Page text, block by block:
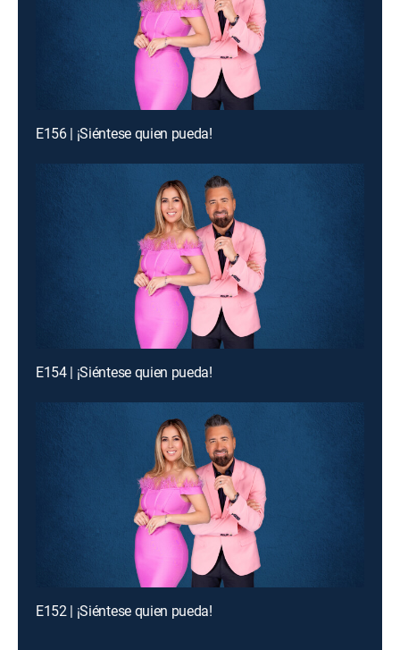
E156 | ¡Siéntese quien pueda!
E154 | ¡Siéntese quien pueda!
E152 | ¡Siéntese quien pueda!